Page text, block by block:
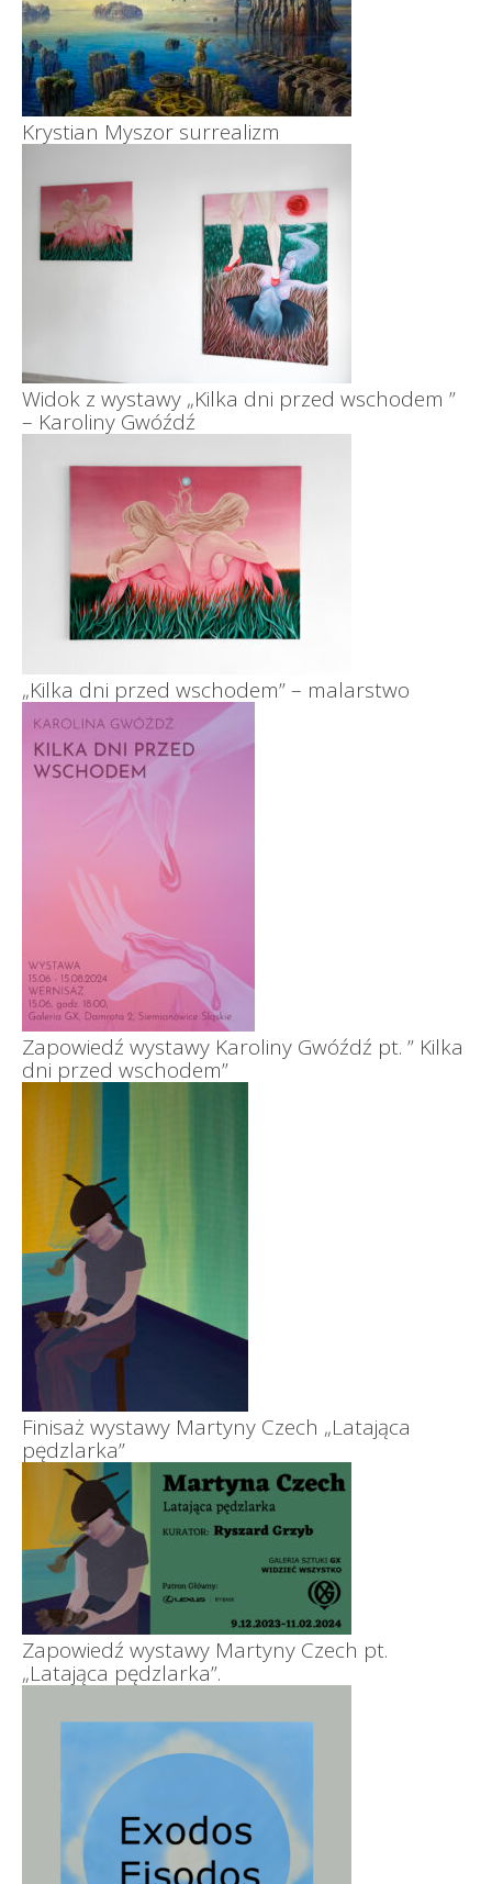
Krystian Myszor surrealizm
Widok z wystawy „Kilka dni przed wschodem ”
– Karoliny Gwóźdź
„Kilka dni przed wschodem” – malarstwo
Zapowiedź wystawy Karoliny Gwóźdź pt. ” Kilka
dni przed wschodem”
Finisaż wystawy Martyny Czech „Latająca
pędzlarka”
Zapowiedź wystawy Martyny Czech pt.
„Latająca pędzlarka”.